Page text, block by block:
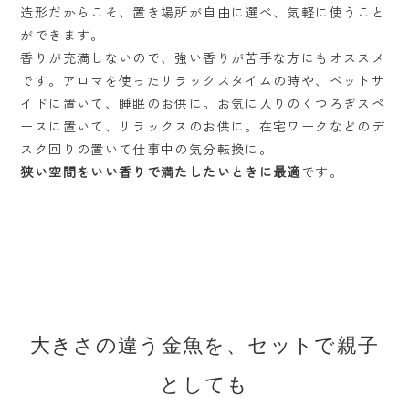
造形だからこそ、置き場所が自由に選べ、気軽に使うこと
ができます。
香りが充満しないので、強い香りが苦手な方にもオススメ
です。アロマを使ったリラックスタイムの時や、ベットサ
イドに置いて、睡眠のお供に。お気に入りのくつろぎスペ
ースに置いて、リラックスのお供に。在宅ワークなどのデ
スク回りの置いて仕事中の気分転換に。
狭い空間をいい香りで満たしたいときに最適です。
大きさの違う金魚を、セットで親子
としても